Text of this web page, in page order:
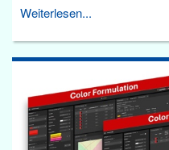
Weiterlesen...